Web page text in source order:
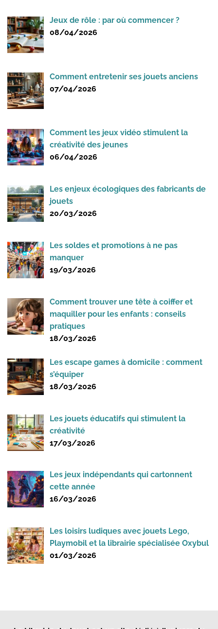
Jeux de rôle : par où commencer ?
08/04/2026
Comment entretenir ses jouets anciens
07/04/2026
Comment les jeux vidéo stimulent la
créativité des jeunes
06/04/2026
Les enjeux écologiques des fabricants de
jouets
20/03/2026
Les soldes et promotions à ne pas
manquer
19/03/2026
Comment trouver une tête à coiffer et
maquiller pour les enfants : conseils
pratiques
18/03/2026
Les escape games à domicile : comment
s’équiper
18/03/2026
Les jouets éducatifs qui stimulent la
créativité
17/03/2026
Les jeux indépendants qui cartonnent
cette année
16/03/2026
Les loisirs ludiques avec jouets Lego,
Playmobil et la librairie spécialisée Oxybul
01/03/2026